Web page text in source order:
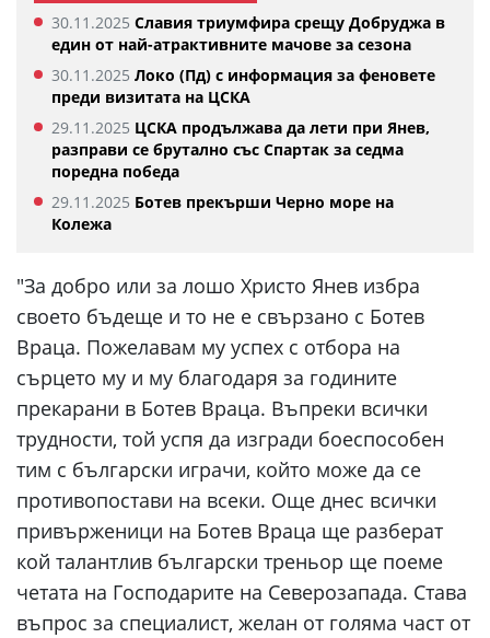
30.11.2025 Славия триумфира срещу Добруджа в
един от най-атрактивните мачове за сезона
30.11.2025 Локо (Пд) с информация за феновете
преди визитата на ЦСКА
29.11.2025 ЦСКА продължава да лети при Янев,
разправи се брутално със Спартак за седма
поредна победа
29.11.2025 Ботев прекърши Черно море на
Колежа
"За добро или за лошо Христо Янев избра
своето бъдеще и то не е свързано с Ботев
Враца. Пожелавам му успех с отбора на
сърцето му и му благодаря за годините
прекарани в Ботев Враца. Въпреки всички
трудности, той успя да изгради боеспособен
тим с български играчи, който може да се
противопостави на всеки. Още днес всички
привърженици на Ботев Враца ще разберат
кой талантлив български треньор ще поеме
четата на Господарите на Северозапада. Става
въпрос за специалист, желан от голяма част от